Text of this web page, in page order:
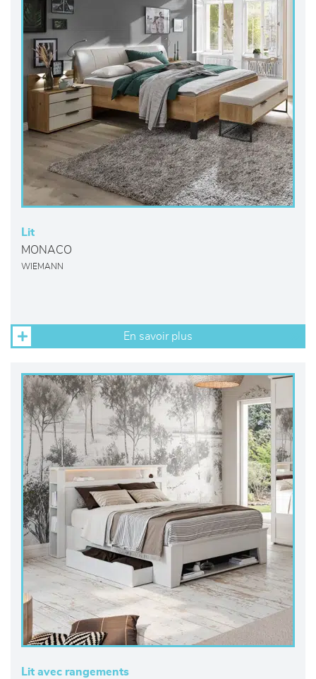
Lit
MONACO
WIEMANN
En savoir plus
Lit avec rangements